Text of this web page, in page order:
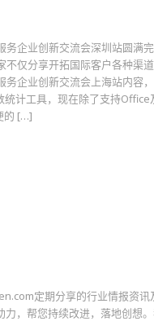
企业创新交流会深圳站圆满
仅分享开拓国际客户各种渠
企业创新交流会上海站内容
计工具，现在除了支持Office
的 […]
定期分享的行业情报资
，帮您持续改进，落地创想。